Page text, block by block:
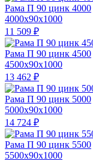
Рама П 90 цинк 4000
4000x90x1000
11 509 ₽
Рама П 90 цинк 4500
4500x90x1000
13 462 ₽
Рама П 90 цинк 5000
5000x90x1000
14 724 ₽
Рама П 90 цинк 5500
5500x90x1000